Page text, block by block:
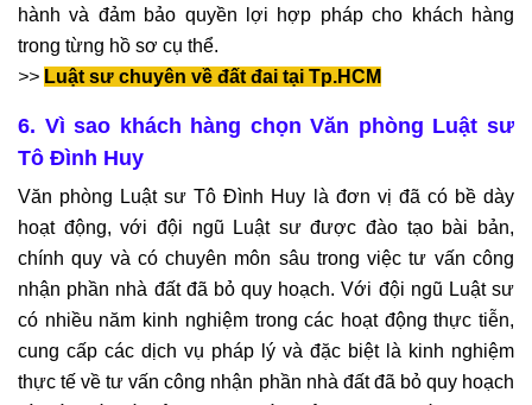
hành và đảm bảo quyền lợi hợp pháp cho khách hàng
trong từng hồ sơ cụ thể.
>> Luật sư chuyên về đất đai tại Tp.HCM
6. Vì sao khách hàng chọn Văn phòng Luật sư
Tô Đình Huy
Văn phòng Luật sư Tô Đình Huy là đơn vị đã có bề dày
hoạt động, với đội ngũ Luật sư được đào tạo bài bản,
chính quy và có chuyên môn sâu trong việc tư vấn công
nhận phần nhà đất đã bỏ quy hoạch. Với đội ngũ Luật sư
có nhiều năm kinh nghiệm trong các hoạt động thực tiễn,
cung cấp các dịch vụ pháp lý và đặc biệt là kinh nghiệm
thực tế về tư vấn công nhận phần nhà đất đã bỏ quy hoạch